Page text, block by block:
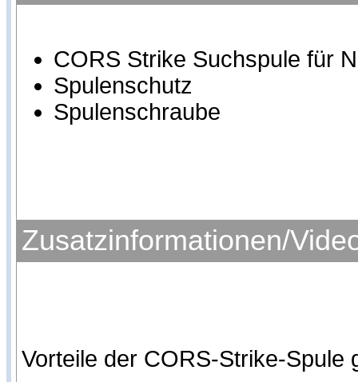
CORS Strike Suchspule für
Spulenschutz
Spulenschraube
Zusatzinformationen/
Vorteile der CORS-Strike-Spule